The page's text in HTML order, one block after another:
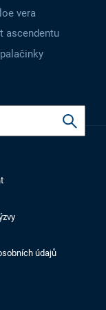
vera
ascendentu
údajů